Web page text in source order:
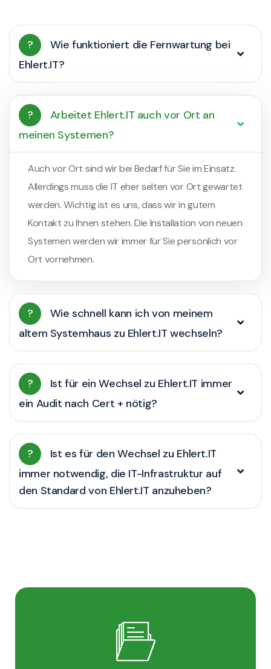
?
Wie funktioniert die Fernwartung bei
Ehlert.IT?
?
Arbeitet Ehlert.IT auch vor Ort an
meinen Systemen?
Auch vor Ort sind wir bei Bedarf für Sie im Einsatz.
Allerdings muss die IT eher selten vor Ort gewartet
werden. Wichtig ist es uns, dass wir in gutem
Kontakt zu Ihnen stehen. Die Installation von neuen
Systemen werden wir immer für Sie persönlich vor
Ort vornehmen.
?
Wie schnell kann ich von meinem
altem Systemhaus zu Ehlert.IT wechseln?
?
Ist für ein Wechsel zu Ehlert.IT immer
ein Audit nach Cert + nötig?
?
Ist es für den Wechsel zu Ehlert.IT
immer notwendig, die IT-Infrastruktur auf
den Standard von Ehlert.IT anzuheben?